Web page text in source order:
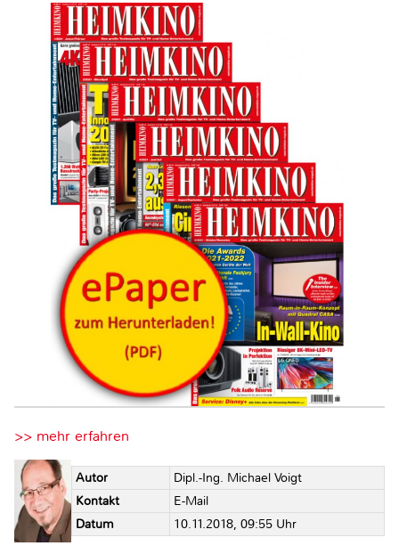
>> mehr erfahren
Autor
Dipl.-Ing. Michael Voigt
Kontakt
E-Mail
Datum
10.11.2018, 09:55 Uhr